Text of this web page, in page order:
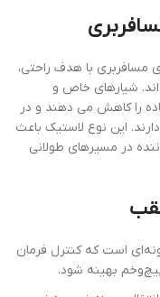
مسافربری با هدف راحتی،
شیارهای خاص و
را کاهش می ‌دهند و در
این نوع لاستیک باعث
در مسیرهای طولانی
است که کنترل فرمان
بهینه شود.